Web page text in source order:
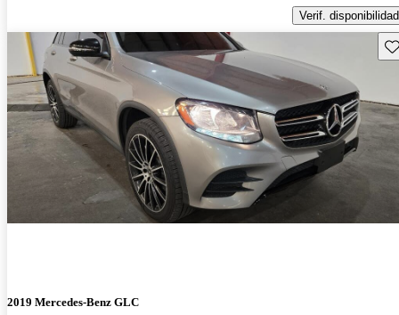
Verif. disponibilidad
2019 Mercedes-Benz GLC